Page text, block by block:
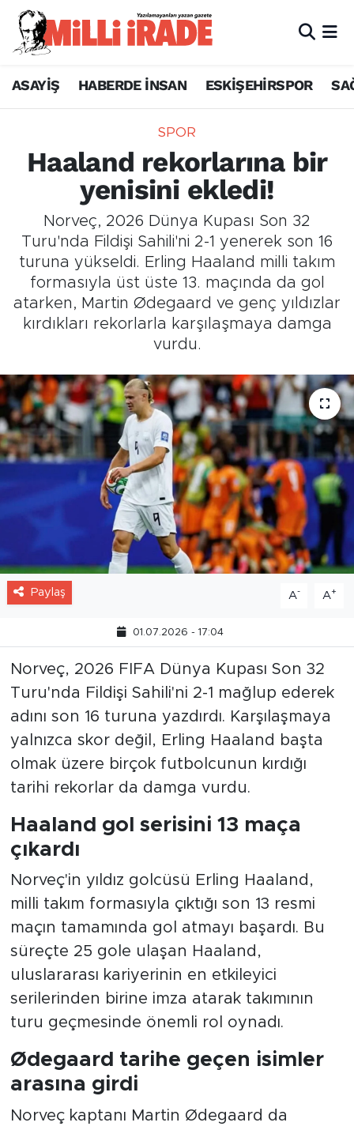
ASAYİŞ HABERDE İNSAN ESKİŞEHİRSPOR
SPOR
Haaland rekorlarına bir
yenisini ekledi!
Norveç, 2026 Dünya Kupası Son 32
Turu'nda Fildişi Sahili'ni 2-1 yenerek son 16
turuna yükseldi. Erling Haaland milli takım
formasıyla üst üste 13. maçında da gol
atarken, Martin Ødegaard ve genç yıldızlar
kırdıkları rekorlarla karşılaşmaya damga
vurdu.
Paylaş A- A+
01.07.2026 - 17:04
Norveç, 2026 FIFA Dünya Kupası Son 32
Turu'nda Fildişi Sahili'ni 2-1 mağlup ederek
adını son 16 turuna yazdırdı. Karşılaşmaya
yalnızca skor değil, Erling Haaland başta
olmak üzere birçok futbolcunun kırdığı
tarihi rekorlar da damga vurdu.
Haaland gol serisini 13 maça
çıkardı
Norveç'in yıldız golcüsü Erling Haaland,
milli takım formasıyla çıktığı son 13 resmi
maçın tamamında gol atmayı başardı. Bu
süreçte 25 gole ulaşan Haaland,
uluslararası kariyerinin en etkileyici
serilerinden birine imza atarak takımının
turu geçmesinde önemli rol oynadı.
Ødegaard tarihe geçen isimler
arasına girdi
Norveç kaptanı Martin Ødegaard da